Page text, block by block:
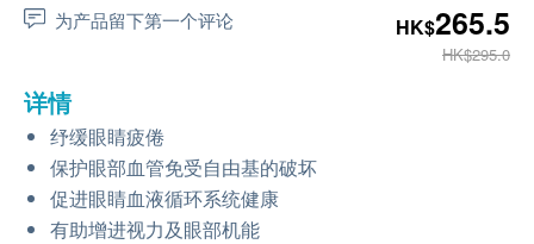
为产品留下第一个评论 HK$265.5
HK$295.0
详情
纾缓眼睛疲倦
保护眼部血管免受自由基的破坏
促进眼睛血液循环系统健康
有助增进视力及眼部机能